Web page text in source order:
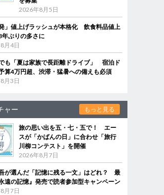
2026年8月5日
発」値上げラッシュが本格化 飲食料品値上
年ぶりの多さに
月4日
も「夏は家族で長距離ドライブ」 宿泊ド
算4万円超、渋滞・猛暑への備えも必須
月3日
ャー もっと見る
旅の思い出を五・七・五で！ エー
スが「かばんの日」に合わせ「旅行
川柳コンテスト」を開催
2026年8月7日
が選んだ「記憶に残る一文」はどれ？ 最
遠の記憶』発売で読者参加型キャンペーン
月7日